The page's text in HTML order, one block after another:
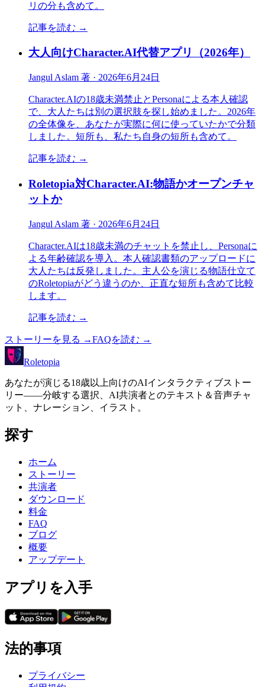
リの分も含めて。
記事を読む →
大人向けCharacter.AI代替アプリ（2026年）
Jangul Aslam 著 · 2026年6月24日
Character.AIの18歳未満禁止とPersonaによる本人確認
で、大人たちは別の選択肢を探し始めました。2026年
の全体像を、あなたが実際に何に使っていたかで分類
しました。短所も、私たち自身の短所も含めて。
記事を読む →
Roletopia対Character.AI:物語かオープンチャ
ットか
Jangul Aslam 著 · 2026年6月24日
Character.AIは18歳未満のチャットを禁止し、Personaに
よる年齢確認を導入。本人確認書類のアップロードに
大人たちは反発しました。主人公を演じる物語仕立て
のRoletopiaがどう違うのか、正直な短所も含めて比較
します。
記事を読む →
ストーリーを見る →FAQを読む →
Roletopia
あなたが演じる18歳以上向けのAIインタラクティブストー
リー——分岐する選択、AI共演者とのテキスト＆音声チャ
ット、ナレーション、イラスト。
探す
ホーム
ストーリー
共演者
ダウンロード
料金
FAQ
ブログ
概要
アップデート
アプリを入手
法的事項
プライバシー